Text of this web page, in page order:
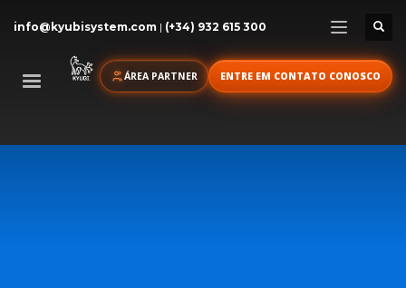
info@kyubisystem.com | (+34) 932 615 300
ÁREA PARTNER ENTRE EM CONTATO CONOSCO